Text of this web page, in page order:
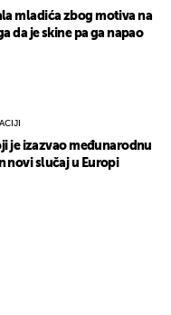
mladića zbog motiva na
da je skine pa ga napao
je izazvao međunarodnu
novi slučaj u Europi